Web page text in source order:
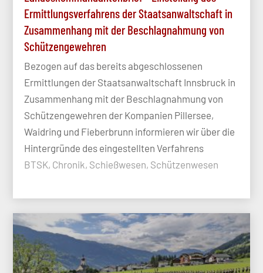
Ermittlungsverfahrens der Staatsanwaltschaft in
Zusammenhang mit der Beschlagnahmung von
Schützengewehren
Bezogen auf das bereits abgeschlossenen
Ermittlungen der Staatsanwaltschaft Innsbruck in
Zusammenhang mit der Beschlagnahmung von
Schützengewehren der Kompanien Pillersee,
Waidring und Fieberbrunn informieren wir über die
Hintergründe des eingestellten Verfahrens
BTSK, Chronik, Schießwesen, Schützenwesen